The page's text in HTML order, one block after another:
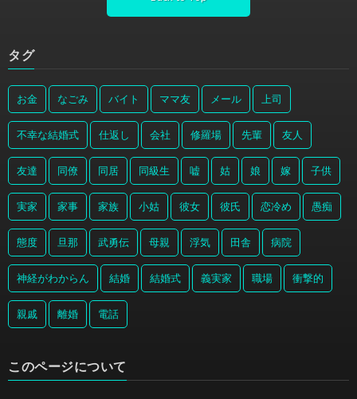
タグ
お金 なごみ バイト ママ友 メール 上司
不幸な結婚式 仕返し 会社 修羅場 先輩 友人
友達 同僚 同居 同級生 嘘 姑 娘 嫁 子供
実家 家事 家族 小姑 彼女 彼氏 恋冷め 愚痴
態度 旦那 武勇伝 母親 浮気 田舎 病院
神経がわからん 結婚 結婚式 義実家 職場 衝撃的
親戚 離婚 電話
このページについて